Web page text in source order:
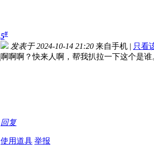
5#
发表于 2024-10-14 21:20 来自手机 | 只看
啊啊啊？快来人啊，帮我扒拉一下这个是谁
回复
使用道具 举报